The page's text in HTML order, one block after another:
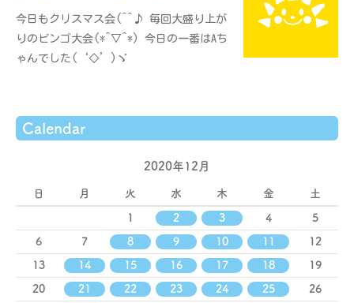
今日もクリスマス会(^^♪ 毎回大盛り上が
りのビンゴ大会(*^▽^*) 今日の一番はAち
ゃんでした(‘◇’)ゞ
Calendar
2020年12月
日 月 火 水 木 金 土
1 2 3 4 5
6 7 8 9 10 11 12
13 14 15 16 17 18 19
20 21 22 23 24 25 26